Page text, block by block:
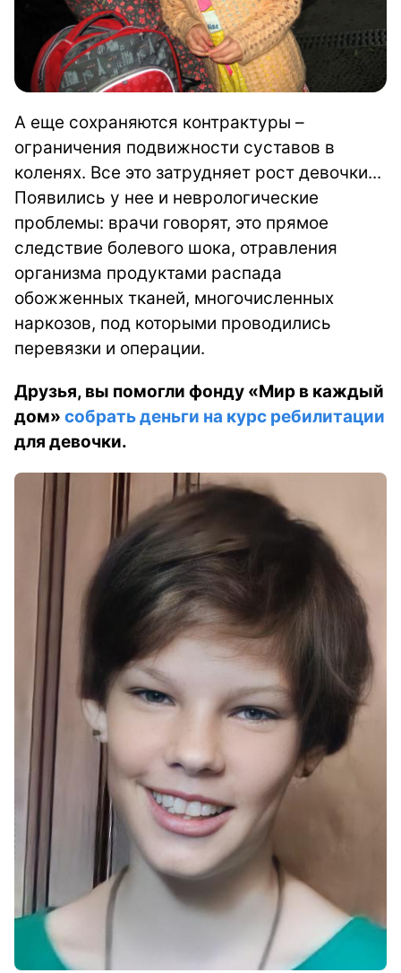
А еще сохраняются контрактуры –
ограничения подвижности суставов в
коленях. Все это затрудняет рост девочки...
Появились у нее и неврологические
проблемы: врачи говорят, это прямое
следствие болевого шока, отравления
организма продуктами распада
обожженных тканей, многочисленных
наркозов, под которыми проводились
перевязки и операции.
Друзья, вы помогли фонду «Мир в каждый
дом» собрать деньги на курс ребилитации
для девочки.